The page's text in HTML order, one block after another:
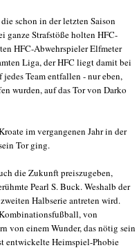
schon in der letzten Saison
ganze Strafstöße holten HFC-
HFC-Abwehrspieler Elfmeter
Liga, der HFC liegt damit bei
Team entfallen - nur eben,
wurden, auf das Tor von Darko
im vergangenen Jahr in der
Tor ging.
die Zukunft preiszugeben,
Pearl S. Buck. Weshalb der
Halbserie antreten wird.
von
von einem Wunder, das nötig sein
entwickelte Heimspiel-Phobie